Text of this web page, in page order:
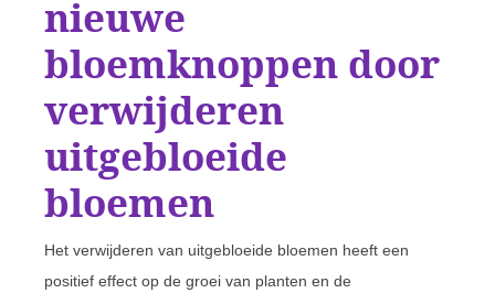
nieuwe
bloemknoppen door
verwijderen
uitgebloeide
bloemen
Het verwijderen van uitgebloeide bloemen heeft een
positief effect op de groei van planten en de